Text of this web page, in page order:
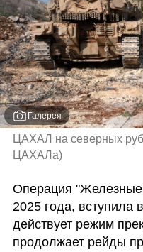
Галерея
ЦАХАЛ на северных
ЦАХАЛа)
Операция "Железные
2025 года, вступила
действует режим
продолжает рейды